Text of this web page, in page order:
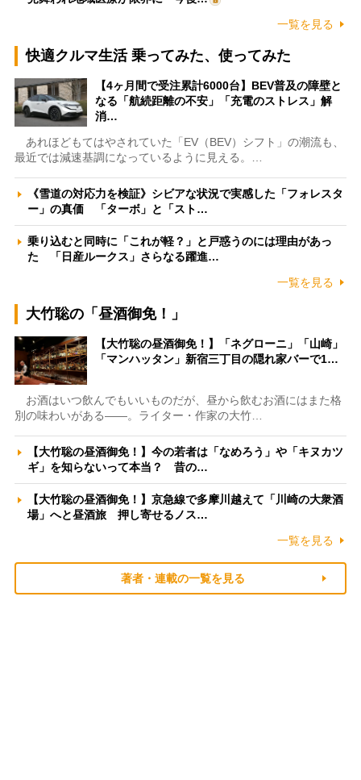
一覧を見る
快適クルマ生活 乗ってみた、使ってみた
【4ヶ月間で受注累計6000台】BEV普及の障壁と
なる「航続距離の不安」「充電のストレス」解
消…
あれほどもてはやされていた「EV（BEV）シフト」の潮流も、
最近では減速基調になっているように見える。…
《雪道の対応力を検証》シビアな状況で実感した「フォレスタ
ー」の真価 「ターボ」と「スト…
乗り込むと同時に「これが軽？」と戸惑うのには理由があっ
た 「日産ルークス」さらなる躍進…
一覧を見る
大竹聡の「昼酒御免！」
【大竹聡の昼酒御免！】「ネグローニ」「山崎」
「マンハッタン」新宿三丁目の隠れ家バーで1…
お酒はいつ飲んでもいいものだが、昼から飲むお酒にはまた格
別の味わいがある――。ライター・作家の大竹…
【大竹聡の昼酒御免！】今の若者は「なめろう」や「キヌカツ
ギ」を知らないって本当？ 昔の…
【大竹聡の昼酒御免！】京急線で多摩川越えて「川崎の大衆酒
場」へと昼酒旅 押し寄せるノス…
一覧を見る
著者・連載の一覧を見る